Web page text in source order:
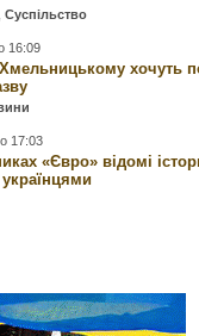
,Суспільство
16:09
хочуть
17:03
«Євро» відомі